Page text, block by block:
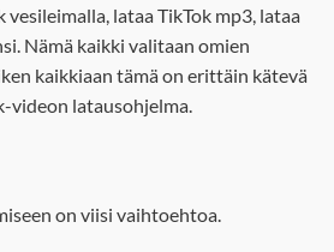
vesileimalla, lataa TikTok mp3, lataa
Nämä kaikki valitaan omien
kaikkiaan tämä on erittäin kätevä
videon latausohjelma.
on viisi vaihtoehtoa.